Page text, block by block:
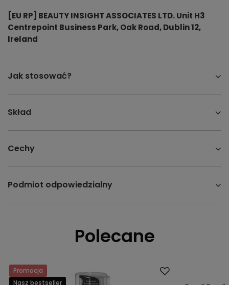
[EU RP] BEAUTY INSIGHT ASSOCIATES LTD. Unit H3
Centrepoint Business Park, Oak Road, Dublin 12,
Ireland
Jak stosować?
Skład
Cechy
Podmiot odpowiedzialny
Polecane
Promocja
Nasz bestseller